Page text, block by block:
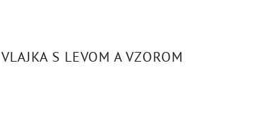
S LEVOM A VZOROM